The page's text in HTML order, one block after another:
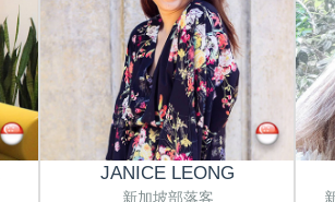
JANICE LEONG
新加坡部落客